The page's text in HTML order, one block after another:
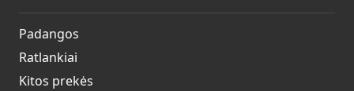
Padangos
Ratlankiai
Kitos prekės